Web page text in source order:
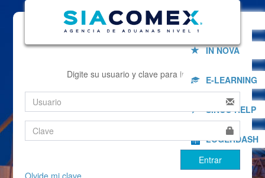
IN NOVA
E-LEARNING
SINCO HELP
LOGERDASH
Digite su usuario y clave para incial
Entrar
Olvide mi clave